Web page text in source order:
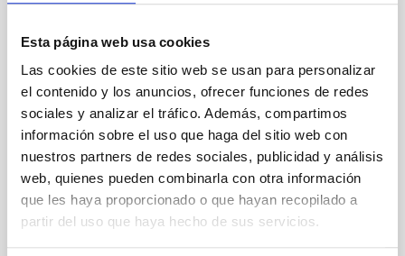
Esta página web usa cookies
Las cookies de este sitio web se usan para personalizar
el contenido y los anuncios, ofrecer funciones de redes
sociales y analizar el tráfico. Además, compartimos
información sobre el uso que haga del sitio web con
nuestros partners de redes sociales, publicidad y análisis
web, quienes pueden combinarla con otra información
que les haya proporcionado o que hayan recopilado a
partir del uso que haya hecho de sus servicios.
CON ÁRBITRO
Magnetic Field Alignment with Dense
Cores in the Transition between Cloud and
Core Scales
In a magnetically dominated model of star formation,
we expect to see alignments between the magnetic
field orientation of star-forming dense cores and the
cloud-scale magnetic field. A. Pandhi et al. showed
instead, however, that the orientation of cores and
their angular momentum vectors appear random
with respect to the larger-scale magnetic